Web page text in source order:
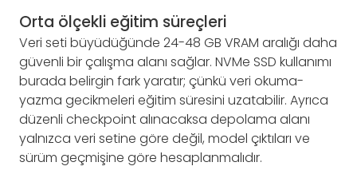
Orta ölçekli eğitim süreçleri
Veri seti büyüdüğünde 24-48 GB VRAM aralığı daha
güvenli bir çalışma alanı sağlar. NVMe SSD kullanımı
burada belirgin fark yaratır; çünkü veri okuma-
yazma gecikmeleri eğitim süresini uzatabilir. Ayrıca
düzenli checkpoint alınacaksa depolama alanı
yalnızca veri setine göre değil, model çıktıları ve
sürüm geçmişine göre hesaplanmalıdır.